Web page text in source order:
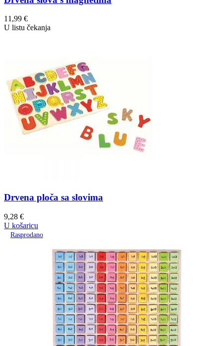
11,99 €
U listu čekanja
Drvena ploča sa slovima
9,28 €
U košaricu
Rasprodano